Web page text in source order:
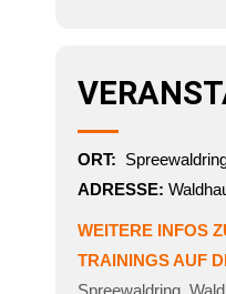
ORT:
ADRESSE:
WEITERE INFOS
TRAININGS AUF